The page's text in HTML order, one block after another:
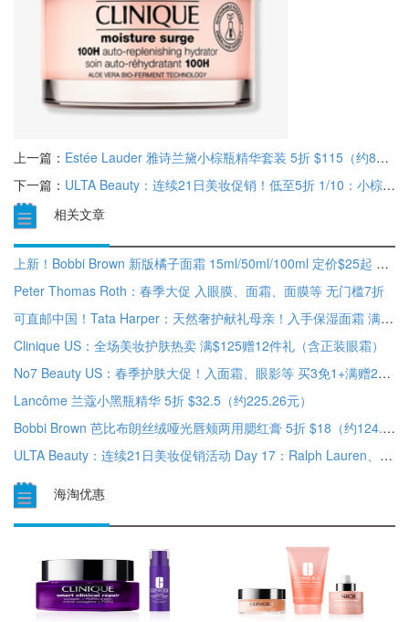
上一篇： Estée Lauder 雅诗兰黛小棕瓶精华套装 5折 $115（约807.52元）
下一篇： ULTA Beauty：连续21日美妆促销！低至5折 1/10：小棕瓶系列、水磁场面霜
相关文章
上新！Bobbi Brown 新版橘子面霜 15ml/50ml/100ml 定价$25起 买即赠化妆包
Peter Thomas Roth：春季大促 入眼膜、面霜、面膜等 无门槛7折
可直邮中国！Tata Harper：天然奢护献礼母亲！入手保湿面霜 满$250赠4件套
Clinique US：全场美妆护肤热卖 满$125赠12件礼（含正装眼霜）
No7 Beauty US：春季护肤大促！入面霜、眼影等 买3免1+满赠2件礼
Lancôme 兰蔻小黑瓶精华 5折 $32.5（约225.26元）
Bobbi Brown 芭比布朗丝绒哑光唇颊两用腮红膏 5折 $18（约124.46元）
ULTA Beauty：连续21日美妆促销活动 Day 17：Ralph Lauren、Bobbi Brown 等
海淘优惠